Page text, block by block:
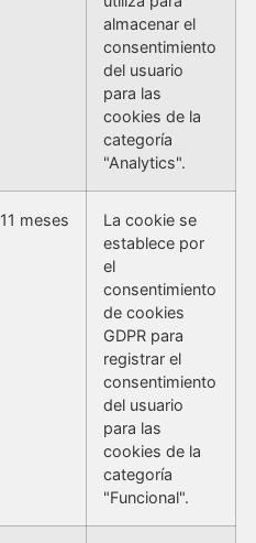
almacenar el
consentimiento
del usuario
para las
cookies de la
categoría
"Analytics".
11 meses
La cookie se
establece por
el
consentimiento
de cookies
GDPR para
registrar el
consentimiento
del usuario
para las
cookies de la
categoría
"Funcional".